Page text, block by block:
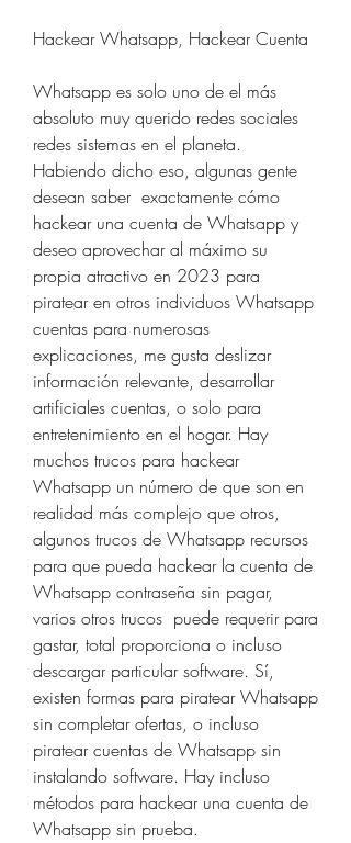
Hackear Whatsapp, Hackear Cuenta
Whatsapp es solo uno de el más
absoluto muy querido redes sociales
redes sistemas en el planeta.
Habiendo dicho eso, algunas gente
desean saber  exactamente cómo
hackear una cuenta de Whatsapp y
deseo aprovechar al máximo su
propia atractivo en 2023 para
piratear en otros individuos Whatsapp
cuentas para numerosas
explicaciones, me gusta deslizar
información relevante, desarrollar
artificiales cuentas, o solo para
entretenimiento en el hogar. Hay
muchos trucos para hackear
Whatsapp un número de que son en
realidad más complejo que otros,
algunos trucos de Whatsapp recursos
para que pueda hackear la cuenta de
Whatsapp contraseña sin pagar,
varios otros trucos  puede requerir para
gastar, total proporciona o incluso
descargar particular software. Sí,
existen formas para piratear Whatsapp
sin completar ofertas, o incluso
piratear cuentas de Whatsapp sin
instalando software. Hay incluso
métodos para hackear una cuenta de
Whatsapp sin prueba.